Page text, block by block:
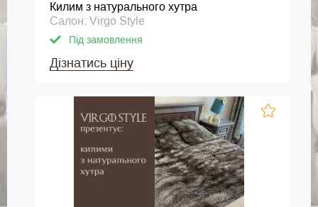
Килим з натурального хутра
Салон: Virgo Style
Під замовлення
Дізнатись ціну